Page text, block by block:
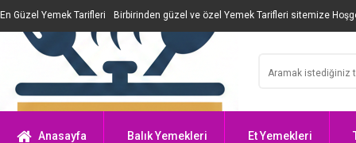
En Güzel Yemek Tarifleri Birbirinden güzel ve özel Yemek Tarifleri sitemize
Anasayfa Balık Yemekleri Et Yemekleri